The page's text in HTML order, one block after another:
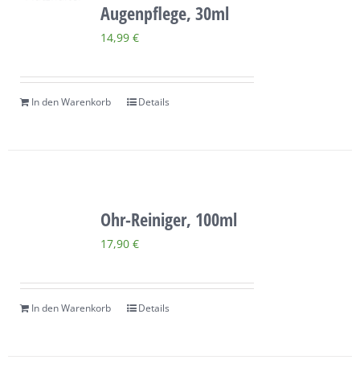
Augenpflege, 30ml
14,99 €
In den Warenkorb Details
Ohr-Reiniger, 100ml
17,90 €
In den Warenkorb Details